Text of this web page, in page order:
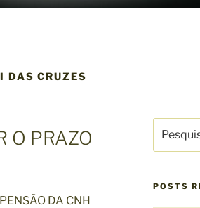
DAS CRUZES
O PRAZO
DA CNH
s
u
POSTS